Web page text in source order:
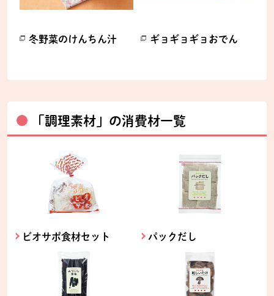
冬野菜のけんちん汁
ギョギョギョおでん
「調理素材」の消費材一覧
ビオサポ食材セット パックだし